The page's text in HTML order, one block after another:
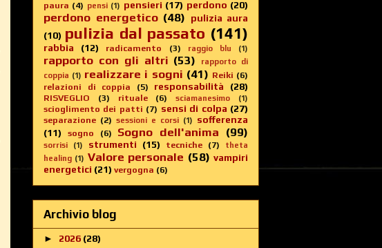
paura (4) pensi (1) pensieri (17) perdono (20)
perdono energetico (48)
pulizia aura
(10) pulizia dal passato (141)
rabbia (12) radicamento (3) raggio blu (1)
rapporto con gli altri (53)
rapporto di
coppia (1) realizzare i sogni (41) Reiki (6)
relazioni di coppia
(5) responsabilità (28)
RISVEGLIO (3) rituale (6) sciamanesimo (1)
scioglimento dei patti (7) sensi di colpa (27)
separazione (2) sessioni e corsi (1)
sofferenza
(11)
sogno (6) Sogno dell'anima (99)
sorrisi (1) strumenti (15) tecniche (7)
theta
healing (1) Valore personale (58) vampiri
energetici (21) vergogna (6)
Archivio blog
► 2026 (28)